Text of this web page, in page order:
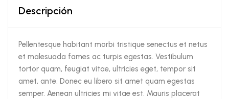
Descripción
Pellentesque habitant morbi tristique senectus et netus
et malesuada fames ac turpis egestas. Vestibulum
tortor quam, feugiat vitae, ultricies eget, tempor sit
amet, ante. Donec eu libero sit amet quam egestas
semper. Aenean ultricies mi vitae est. Mauris placerat